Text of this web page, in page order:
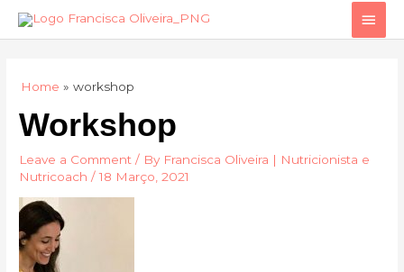
Skip
Main
Home workshop
Workshop
Leave a Comment / By Francisca Oliveira | Nutricionista e
Nutricoach/18 Março, 2021